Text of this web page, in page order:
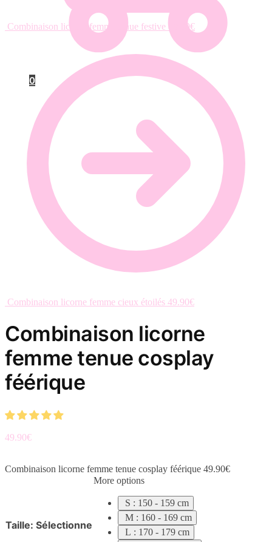
0
Combinaison licorne femme tenue festive 49.90€
Combinaison licorne femme cieux étoilés 49.90€
Combinaison licorne
femme tenue cosplay
féérique
49.90€
Combinaison licorne femme tenue cosplay féérique 49.90€
Taille: Sélectionne
More options
S : 150 - 159 cm
M : 160 - 169 cm
L : 170 - 179 cm